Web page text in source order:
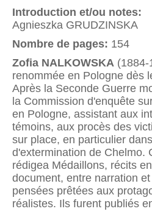
Introduction et/ou notes:
Agnieszka GRUDZINSKA
Nombre de pages: 154
Zofia NALKOWSKA
renommée en Pologne dès
Après la Seconde Guerre
la Commission d'enquête
en Pologne, assistant aux
témoins, aux procès des
sur place, en particulier
d'extermination de Chelmo.
rédigea Médaillons, récits
document, entre narration
pensées prêtées aux
réalistes. Ils furent publiés